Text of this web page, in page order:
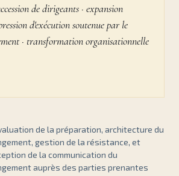
de dirigeants · expansion
d'exécution soutenue par le
· transformation organisationnelle
de la préparation, architecture du
gestion de la résistance, et
de la communication du
auprès des parties prenantes